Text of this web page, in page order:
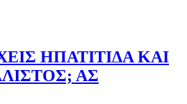
ΗΠΑΤΙΤΙΔΑ ΚΑΙ
ΑΣ